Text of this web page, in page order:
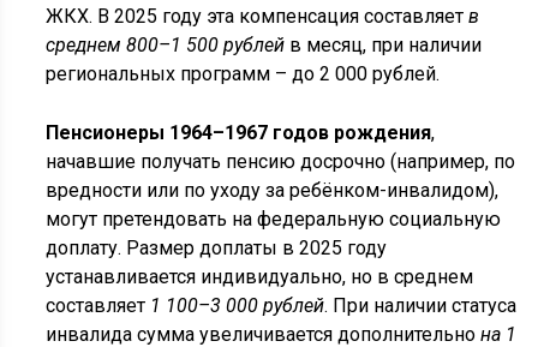
ЖКХ. В 2025 году эта компенсация составляетв
среднем 800–1 500 рублей в месяц, при наличии
региональных программ – до 2 000 рублей.
Пенсионеры 1964–1967 годов рождения,
начавшие получать пенсию досрочно (например, по
вредности или по уходу за ребёнком-инвалидом),
могут претендовать на федеральную социальную
доплату. Размер доплаты в 2025 году
устанавливается индивидуально, но в среднем
составляет 1 100–3 000 рублей. При наличии статуса
инвалида сумма увеличивается дополнительнона 1